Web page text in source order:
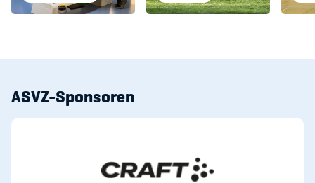
ASVZ-Sponsoren